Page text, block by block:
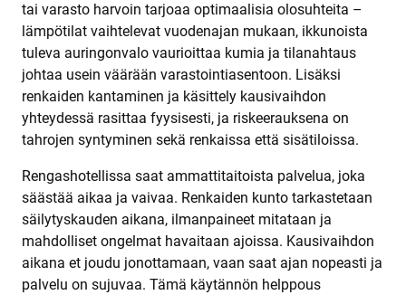
tai varasto harvoin tarjoaa optimaalisia olosuhteita –
lämpötilat vaihtelevat vuodenajan mukaan, ikkunoista
tuleva auringonvalo vaurioittaa kumia ja tilanahtaus
johtaa usein väärään varastointiasentoon. Lisäksi
renkaiden kantaminen ja käsittely kausivaihdon
yhteydessä rasittaa fyysisesti, ja riskeerauksena on
tahrojen syntyminen sekä renkaissa että sisätiloissa.
Rengashotellissa saat ammattitaitoista palvelua, joka
säästää aikaa ja vaivaa. Renkaiden kunto tarkastetaan
säilytyskauden aikana, ilmanpaineet mitataan ja
mahdolliset ongelmat havaitaan ajoissa. Kausivaihdon
aikana et joudu jonottamaan, vaan saat ajan nopeasti ja
palvelu on sujuvaa. Tämä käytännön helppous